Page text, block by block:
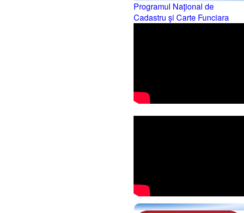
Programul Naţional de
Cadastru şi Carte Funciara